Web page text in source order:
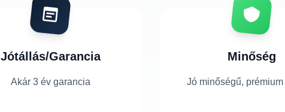
Jótállás/Garancia
Akár 3 év garancia
Minőség
Jó minőségű, prémium